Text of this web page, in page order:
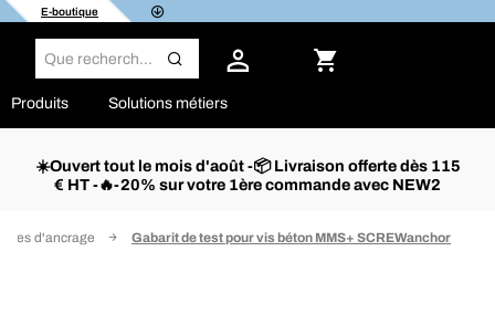
E-boutique
Produits Solutions métiers
☀️Ouvert tout le mois d'août -📦 Livraison offerte dès 115
€ HT -🔥-20% sur votre 1ère commande avec NEW2
d'ancrage Gabarit de test pour vis béton MMS+ SCREWanchor